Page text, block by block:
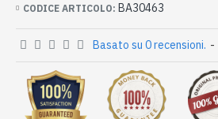
CODICE ARTICOLO: BA30463
Basato su 0 recensioni. -